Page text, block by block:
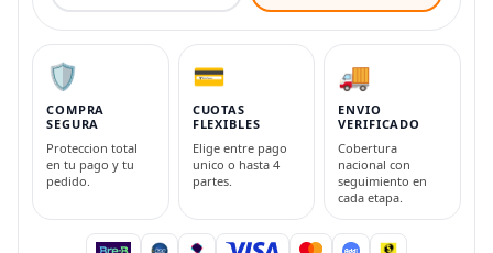
🛡️
COMPRA
SEGURA
Proteccion total
en tu pago y tu
pedido.
💳
CUOTAS
FLEXIBLES
Elige entre pago
unico o hasta 4
partes.
🚚
ENVIO
VERIFICADO
Cobertura
nacional con
seguimiento en
cada etapa.